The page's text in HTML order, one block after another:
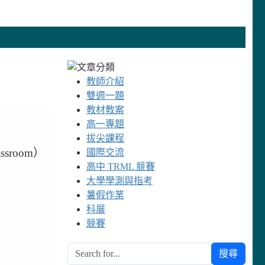
）
教師介紹
雙週一題
教材教案
高一專題
拔尖課程
國際交流
高中 TRML 競賽
大學學測與指考
暑假作業
科展
競賽
搜尋